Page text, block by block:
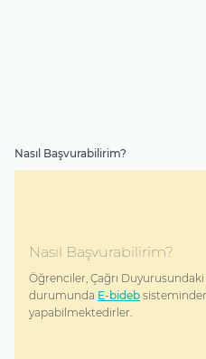
Nasıl Başvurabilirim?
Nasıl Başvurabilirim?
Öğrenciler, Çağrı Duyurusundaki
durumunda E-bideb
yapabilmektedirler.